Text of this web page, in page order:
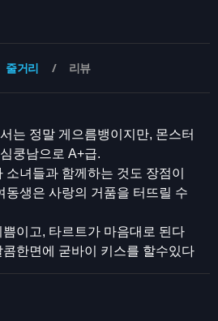
줄거리 리뷰
는 정말 게으름뱅이지만, 몬스터
쿵남으로 A+급.
녀들과 함께하는 것도 장점이
동생은 사랑의 거품을 터뜨릴 수
이고, 타르트가 마음대로 된다
한면에 굳바이 키스를 할수있다